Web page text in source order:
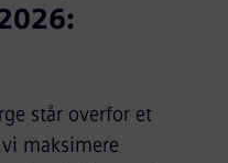
står overfor et
maksimere